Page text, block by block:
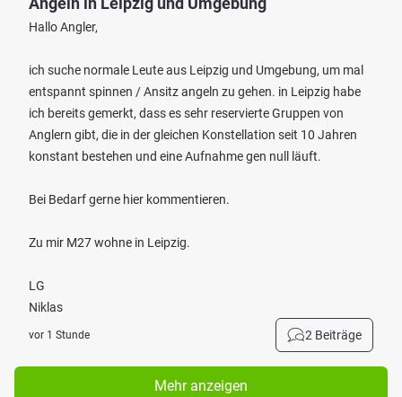
Hallo Angler,
ich suche normale Leute aus Leipzig und Umgebung, um mal
entspannt spinnen / Ansitz angeln zu gehen. in Leipzig habe
ich bereits gemerkt, dass es sehr reservierte Gruppen von
Anglern gibt, die in der gleichen Konstellation seit 10 Jahren
konstant bestehen und eine Aufnahme gen null läuft.
Bei Bedarf gerne hier kommentieren.
Zu mir M27 wohne in Leipzig.
LG
Niklas
vor 1 Stunde 2 Beiträge
Mehr anzeigen